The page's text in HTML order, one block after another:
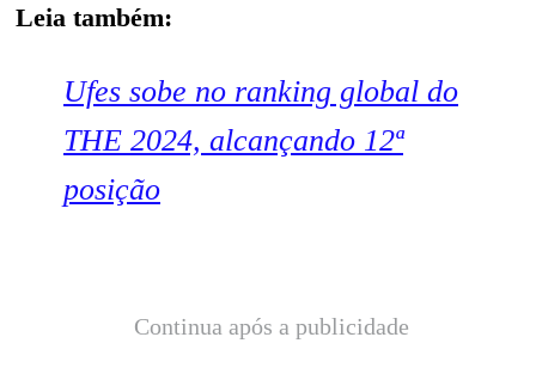
Leia também:
Ufes sobe no ranking global do
THE 2024, alcançando 12ª
posição
Continua após a publicidade